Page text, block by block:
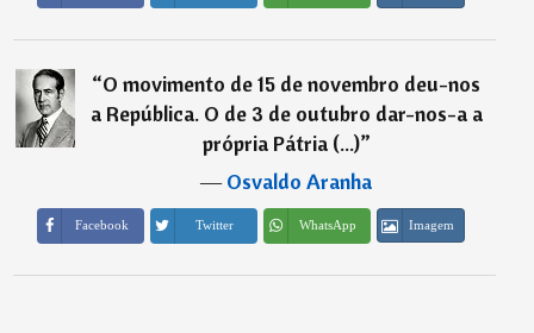
“O movimento de 15 de novembro deu-nos
a República. O de 3 de outubro dar-nos-a a
própria Pátria (...)”
―Osvaldo Aranha
Facebook Twitter WhatsApp Imagem